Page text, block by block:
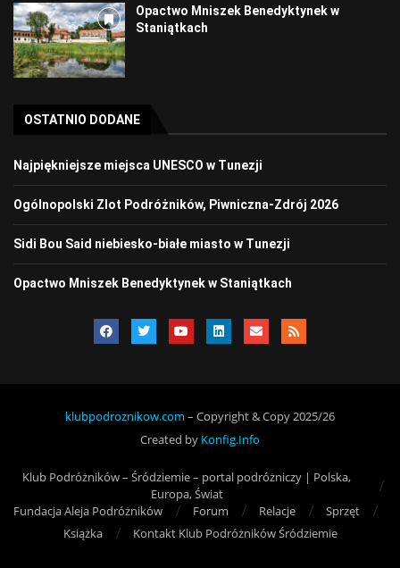
Opactwo Mniszek Benedyktynek w
Staniątkach
OSTATNIO DODANE
Najpiękniejsze miejsca UNESCO w Tunezji
Ogólnopolski Zlot Podróżników, Piwniczna-Zdrój 2026
Sidi Bou Said niebiesko-białe miasto w Tunezji
Opactwo Mniszek Benedyktynek w Staniątkach
klubpodroznikow.com – Copyright & Copy 2025/26
Created by Konfig.Info
Klub Podróżników – Śródziemie – portal podróżniczy | Polska,
Europa, Świat
Fundacja Aleja Podróżników
Forum Relacje
Sprzęt
Książka
Kontakt Klub Podróżników Śródziemie